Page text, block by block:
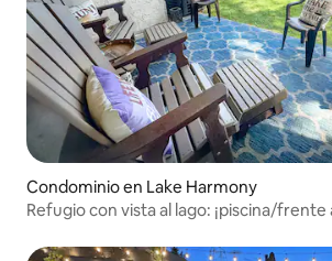
Condominio en Lake Harmony
Refugio con vista al lago: ¡piscina/frente